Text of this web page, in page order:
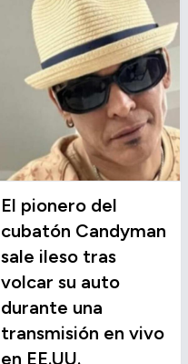
El pionero del
cubatón Candyman
sale ileso tras
volcar su auto
durante una
transmisión en vivo
en EE.UU.